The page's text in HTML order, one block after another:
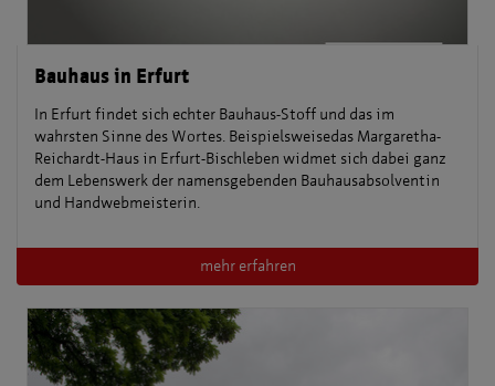
Bauhaus in Erfurt
In Erfurt findet sich echter Bauhaus-Stoff und das im
wahrsten Sinne des Wortes. Beispielsweisedas Margaretha-
Reichardt-Haus in Erfurt-Bischleben widmet sich dabei ganz
dem Lebenswerk der namensgebenden Bauhausabsolventin
und Handwebmeisterin.
mehr erfahren